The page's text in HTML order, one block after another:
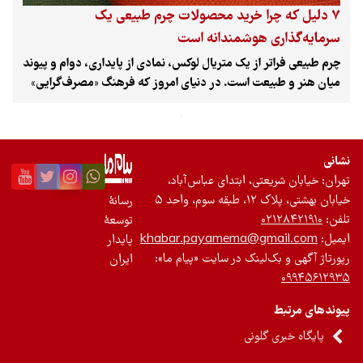
تجدیدپذیر
تازه‌ها
۷ دلیل که چرا خرید محصولات چرم طبیعی یک
سرمایه‌گذاری هوشمندانه است
چرم طبیعی فراتر از یک متریال لوکس، نمادی از پایداری، دوام و پیوند
میان هنر و طبیعت است. در دنیای امروز که فرهنگ «مصرف‌گرایی»
پایدار پیدا کرده است. در ادامه، دلایل اصلی که چرم طبیعی را به
انتخابی ماندگار تبدیل می‌کند، بررسی می‌کنیم.
نشانی
تهران: خیابان شریعتی، ابتدای عباس‌آباد،
خیابان بهشتی، پلاک ۱۲، طبقه سوم، واحد ۵
تلفن: ۰۲۱۲۸۴۲۱۹۱۰
ایمیل: khabar.payamema@gmail.com
رپورتاژ آگهی و بک‌لینک در سایت «پیام ما»:
۰۹۹۴۵۶۱۲۹۳۵
پیوندهای مرتبط
پایگاه خبری گلونی
رسانۀ
توسعۀ
پایدار
ایران